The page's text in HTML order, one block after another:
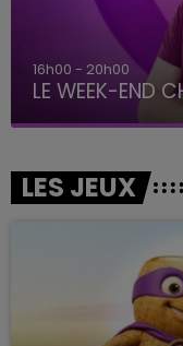
16h00 - 20h00
LE WEEK-END
LES JEUX